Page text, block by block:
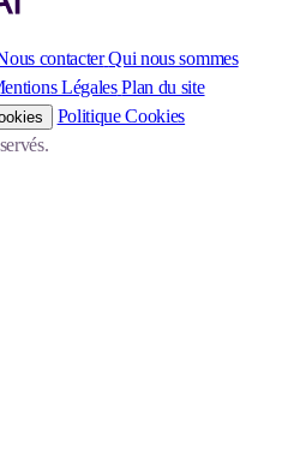
contacter Qui nous sommes
Légales Plan du site
Politique Cookies